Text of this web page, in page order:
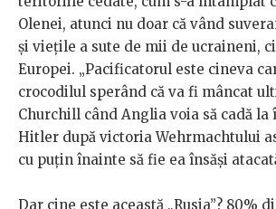
Olenei, atunci nu doar că vând
și viețile a sute de mii de ucraineni,
Europei. „Pacificatorul este cineva
crocodilul sperând că va fi mâncat
Churchill când Anglia voia să cadă la
Hitler după victoria Wehrmachtului
cu puțin înainte să fie ea însăși
Dar cine este această „Rusia”? 80%